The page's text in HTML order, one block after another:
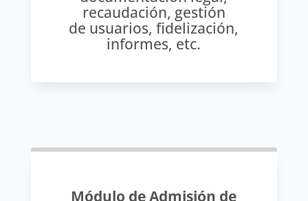
recaudación, gestión
de usuarios, fidelización,
informes, etc.
Módulo de Admisión de